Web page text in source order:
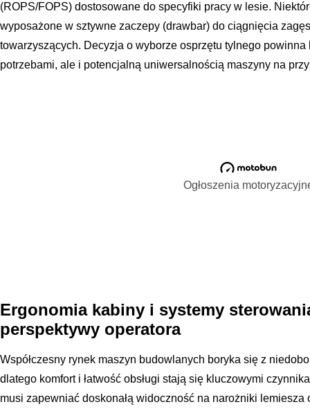
(ROPS/FOPS) dostosowane do specyfiki pracy w lesie.
wyposażone w sztywne zaczepy (drawbar) do ciągnięcia
towarzyszących. Decyzja o wyborze osprzętu tylnego
potrzebami, ale i potencjalną uniwersalnością maszyny na
Ogłoszenia
Ergonomia kabiny i systemy
perspektywy operatora
Współczesny rynek maszyn budowlanych boryka się z
dlatego komfort i łatwość obsługi stają się kluczowymi
musi zapewniać doskonałą widoczność na narożniki